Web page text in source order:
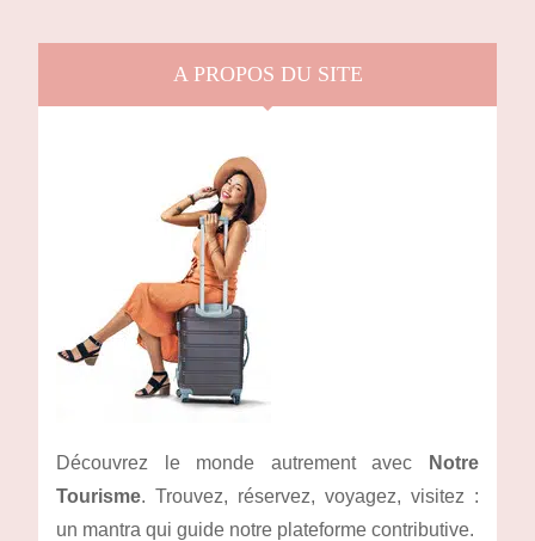
A PROPOS DU SITE
Découvrez le monde autrement avec
Notre
Tourisme. Trouvez, réservez, voyagez, visitez :
un mantra qui guide notre plateforme contributive.